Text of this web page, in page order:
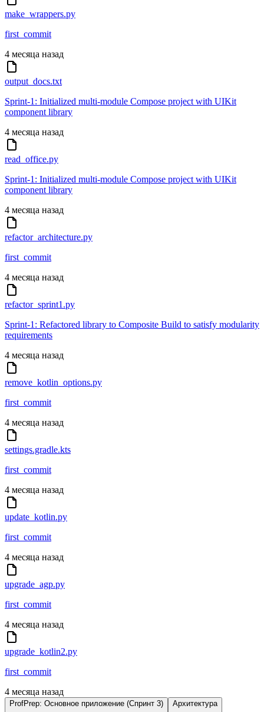
make_wrappers.py
first_commit
4 месяца назад
output_docs.txt
Sprint-1: Initialized multi-module Compose project with UIKit
component library
4 месяца назад
read_office.py
Sprint-1: Initialized multi-module Compose project with UIKit
component library
4 месяца назад
refactor_architecture.py
first_commit
4 месяца назад
refactor_sprint1.py
Sprint-1: Refactored library to Composite Build to satisfy modularity
requirements
4 месяца назад
remove_kotlin_options.py
first_commit
4 месяца назад
settings.gradle.kts
first_commit
4 месяца назад
update_kotlin.py
first_commit
4 месяца назад
upgrade_agp.py
first_commit
4 месяца назад
upgrade_kotlin2.py
first_commit
4 месяца назад
ProfPrep: Основное приложение (Спринт 3) Архитектура